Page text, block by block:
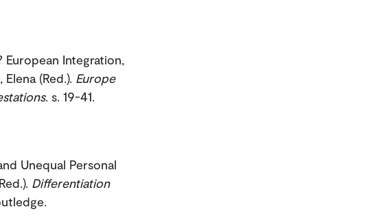
European Integration,
(Red.). Europe
. s. 19-41.
Unequal Personal
Differentiation